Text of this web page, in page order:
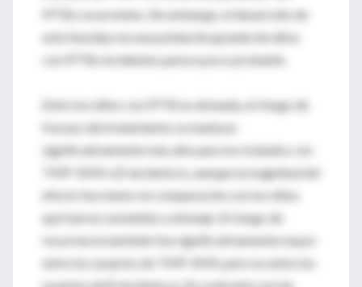
IPTBs recurrentes. Sin embargo, el desarrollo de
este fenotipo en una población grande de niños
con IPTBs incidentes parece poco probable.
Entre los niños con IPTB no drenada, el riesgo de
fracaso del tratamiento se mantuvo
significativamente más alto para los tratados con
TMP-SMX o β-lactámicos, aunque la magnitud del
efecto fue menor en comparación con los niños
que fueron sometidos a drenaje. El riesgo de
recurrencia también fue significativamente mayor
entre los usuarios de TMP-SMX, pero no entre los